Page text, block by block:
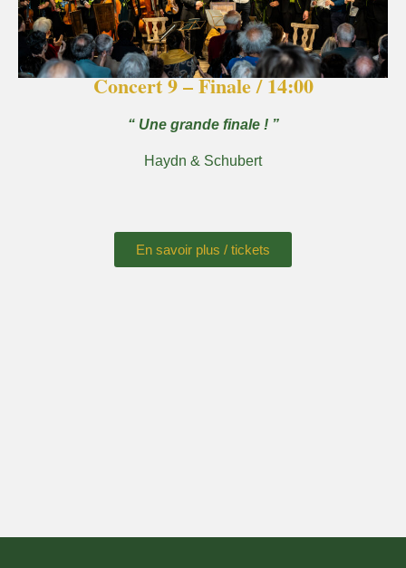
Concert 9 – Finale / 14:00
“ Une grande finale ! ”​
Haydn & Schubert
En savoir plus / tickets